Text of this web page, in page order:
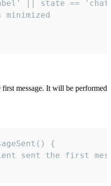
|| state ==
minimized
message. It will be performed
{
sent the first